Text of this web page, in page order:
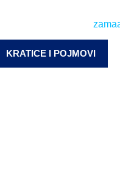
KRATICE I POJMOVI